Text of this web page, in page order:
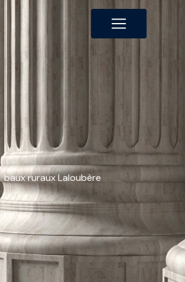
baux ruraux Laloubère